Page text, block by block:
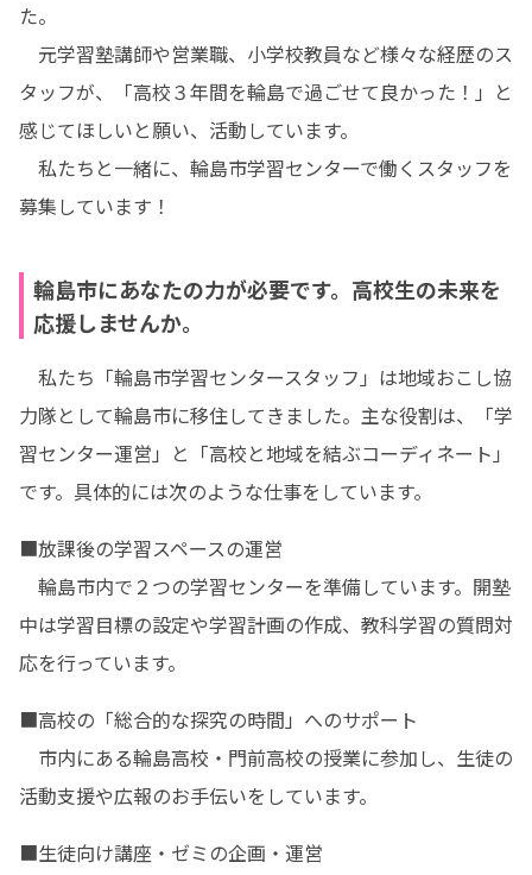
た。
元学習塾講師や営業職、小学校教員など様々な経歴のス
タッフが、「高校３年間を輪島で過ごせて良かった！」と
感じてほしいと願い、活動しています。
私たちと一緒に、輪島市学習センターで働くスタッフを
募集しています！
輪島市にあなたの力が必要です。高校生の未来を
応援しませんか。
私たち「輪島市学習センタースタッフ」は地域おこし協
力隊として輪島市に移住してきました。主な役割は、「学
習センター運営」と「高校と地域を結ぶコーディネート」
です。具体的には次のような仕事をしています。
■放課後の学習スペースの運営
輪島市内で２つの学習センターを準備しています。開塾
中は学習目標の設定や学習計画の作成、教科学習の質問対
応を行っています。
■高校の「総合的な探究の時間」へのサポート
市内にある輪島高校・門前高校の授業に参加し、生徒の
活動支援や広報のお手伝いをしています。
■生徒向け講座・ゼミの企画・運営